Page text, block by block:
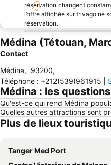
réservation changent
l’offre affichée sur trivago ne
réservation.
Médina (Tétouan,
Contact
Médina, 93200,
Téléphone : +212(539)961915
Médina : les
Qu'est-ce qui rend Médina
Quelles autres attractions sont
Plus de lieux
Tanger Med Port